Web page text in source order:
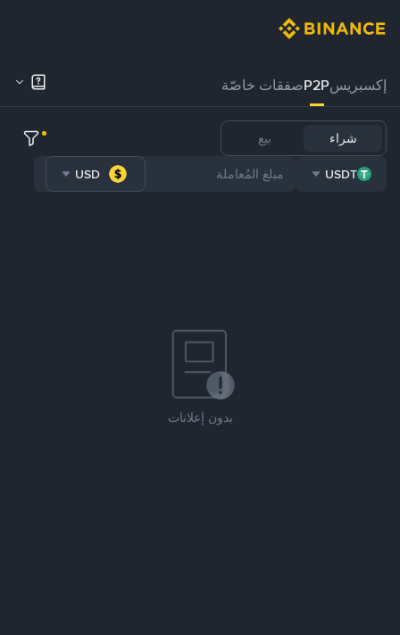
إكسبريسP2Pصفقات خاصّة
شراء بيع
USDT
USD
بدون إعلانات